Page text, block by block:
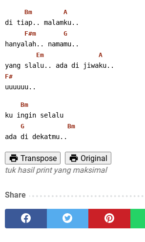
Bm A
di tiap.. malamku..
F#m G
hanyalah.. namamu..
Em A
yang slalu.. ada di jiwaku..
F#
uuuuuu..
Bm
ku ingin selalu
G Bm
ada di dekatmu..
Transpose
Original
hasil print yang maksimal
Share